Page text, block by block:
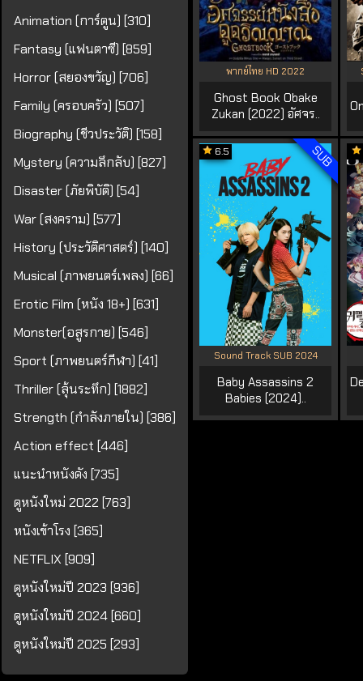
Animation (การ์ตูน) [310]
Fantasy (แฟนตาซี) [859]
Horror (สยองขวัญ) [706]
Family (ครอบครัว) [507]
Biography (ชีวประวัติ) [158]
Mystery (ความลึกลับ) [827]
Disaster (ภัยพิบัติ) [54]
War (สงคราม) [577]
History (ประวัติศาสตร์) [140]
Musical (ภาพยนตร์เพลง) [66]
Erotic Film (หนัง 18+) [631]
Monster(อสูรกาย) [546]
Sport (ภาพยนตร์กีฬา) [41]
Thriller (ลุ้นระทึก) [1882]
Strength (กำลังภายใน) [386]
Action effect [446]
แนะนำหนังดัง [735]
ดูหนังใหม่ 2022 [763]
หนังเข้าโรง [365]
NETFLIX [909]
ดูหนังใหม่ปี 2023 [936]
ดูหนังใหม่ปี 2024 [660]
ดูหนังใหม่ปี 2025 [293]
พากย์ไทย HD 2022
Ghost Book Obake
Zukan (2022) อัศจร..
SUB
6.5
Sound Track SUB 2024
Baby Assassins 2
Babies (2024)..